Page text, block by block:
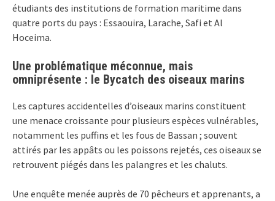
étudiants des institutions de formation maritime dans
quatre ports du pays : Essaouira, Larache, Safi et Al
Hoceima.
Une problématique méconnue, mais
omniprésente : le Bycatch des oiseaux marins
Les captures accidentelles d’oiseaux marins constituent
une menace croissante pour plusieurs espèces vulnérables,
notamment les puffins et les fous de Bassan ; souvent
attirés par les appâts ou les poissons rejetés, ces oiseaux se
retrouvent piégés dans les palangres et les chaluts.
Une enquête menée auprès de 70 pêcheurs et apprenants, a